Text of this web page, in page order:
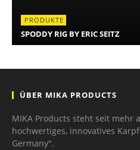
PRODUKTE
SPODDY RIG BY ERIC SEITZ
ÜBER MIKA PRODUCTS
MIKA Products steht seit mehr
hochwertiges, innovatives
Germany".